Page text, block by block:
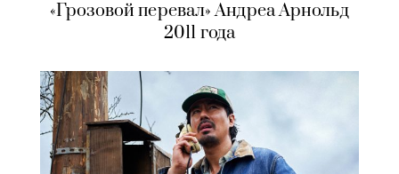
«Грозовой перевал» Андреа Арнольд
2011 года